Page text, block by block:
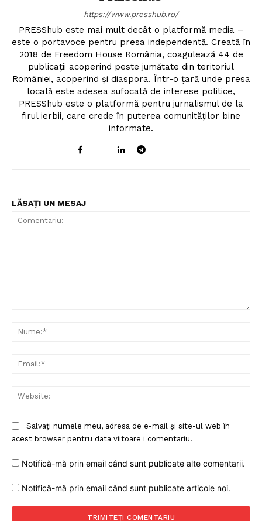
https://www.presshub.ro/
PRESShub este mai mult decât o platformă media –
este o portavoce pentru presa independentă. Creată în
2018 de Freedom House România, coagulează 44 de
publicații acoperind peste jumătate din teritoriul
României, acoperind și diaspora. Într-o țară unde presa
locală este adesea sufocată de interese politice,
PRESShub este o platformă pentru jurnalismul de la
firul ierbii, care crede în puterea comunităților bine
informate.
LĂSAȚI UN MESAJ
Salvați numele meu, adresa de e-mail și site-ul web în
acest browser pentru data viitoare i comentariu.
Notifică-mă prin email când sunt publicate alte comentarii.
Notifică-mă prin email când sunt publicate articole noi.